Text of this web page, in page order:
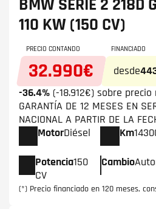
BMW SERIE 2 218D
110 KW (150 CV)
PRECIO CONTANDO
32.990€
FINANCIADO
desde
-36.4% (-18.912€) sobre precio
GARANTÍA DE 12 MESES EN
NACIONAL A PARTIR DE LA
MotorDiésel Km
Potencia150
CV
Cambio
(*) Precio financiado en 120 meses,